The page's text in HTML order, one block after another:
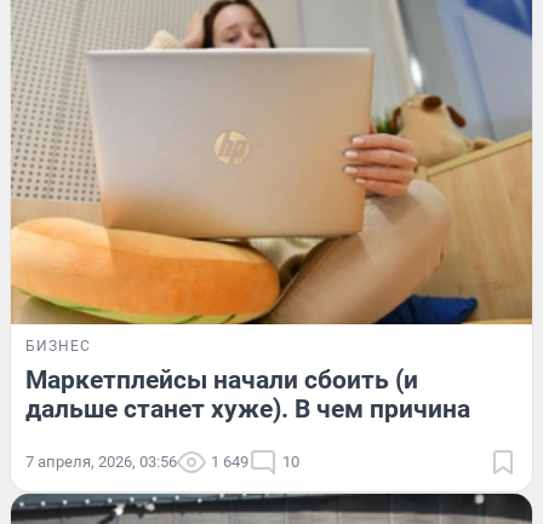
БИЗНЕС
Маркетплейсы начали сбоить (и
дальше станет хуже). В чем причина
7 апреля, 2026, 03:56 1 649 10